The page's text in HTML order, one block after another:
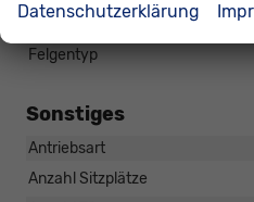
Fahrwerk- und
Felgentyp
Sonstiges
Antriebsart
Anzahl Sitzplätze
Datenschutzerklärung